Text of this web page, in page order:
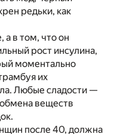
редьки, как
а в том, что он
рост инсулина,
моментально
их
Любые сладости —
веществ
после 40, должна